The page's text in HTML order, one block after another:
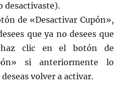
desactivaste).
de «Desactivar Cupón»,
que ya no desees que
clic en el botón de
si anteriormente lo
volver a activar.